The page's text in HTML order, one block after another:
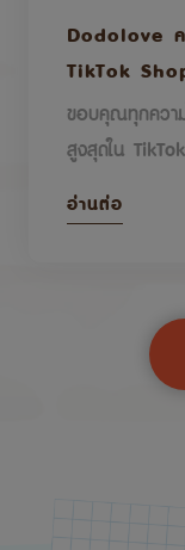
Dodolove
TikTok
ขอบคุณทุกควา
สูงสุดใน
อ่านต่อ